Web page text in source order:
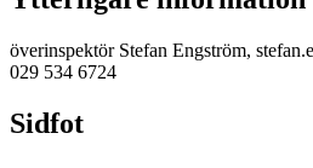
överinspektör Stefan Engström,
029 534 6724
Sidfot